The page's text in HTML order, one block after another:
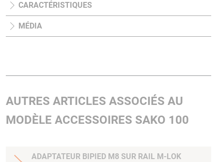
CARACTÉRISTIQUES
MÉDIA
AUTRES ARTICLES ASSOCIÉS AU
MODÈLE ACCESSOIRES SAKO 100
ADAPTATEUR BIPIED M8 SUR RAIL M-LOK